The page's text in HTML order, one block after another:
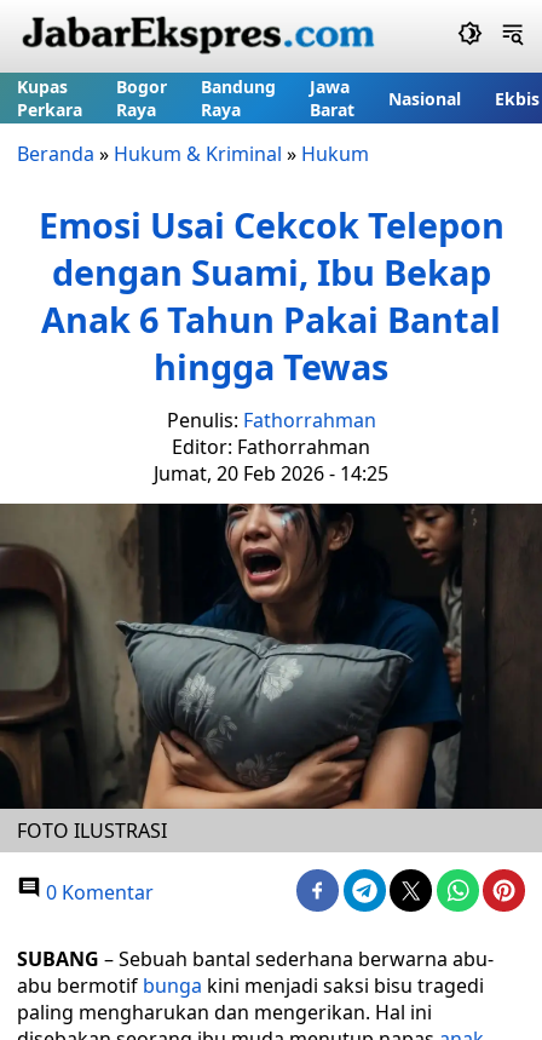
Kupas
Perkara
Bogor
Raya
Bandung
Raya
Jawa
Barat
Nasional Ekbis
Beranda » Hukum & Kriminal » Hukum
Emosi Usai Cekcok Telepon
dengan Suami, Ibu Bekap
Anak 6 Tahun Pakai Bantal
hingga Tewas
Penulis: Fathorrahman
Editor: Fathorrahman
Jumat, 20 Feb 2026 - 14:25
FOTO ILUSTRASI
0 Komentar
SUBANG – Sebuah bantal sederhana berwarna abu-
abu bermotif bunga kini menjadi saksi bisu tragedi
paling mengharukan dan mengerikan. Hal ini